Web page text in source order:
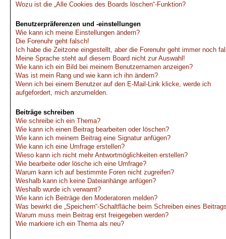
Wozu ist die „Alle Cookies des Boards löschen“-Funktion?
Benutzerpräferenzen und -einstellungen
Wie kann ich meine Einstellungen ändern?
Die Forenuhr geht falsch!
Ich habe die Zeitzone eingestellt, aber die Forenuhr geht immer noch
Meine Sprache steht auf diesem Board nicht zur Auswahl!
Wie kann ich ein Bild bei meinem Benutzernamen anzeigen?
Was ist mein Rang und wie kann ich ihn ändern?
Wenn ich bei einem Benutzer auf den E-Mail-Link klicke, werde ich
aufgefordert, mich anzumelden.
Beiträge schreiben
Wie schreibe ich ein Thema?
Wie kann ich einen Beitrag bearbeiten oder löschen?
Wie kann ich meinem Beitrag eine Signatur anfügen?
Wie kann ich eine Umfrage erstellen?
Wieso kann ich nicht mehr Antwortmöglichkeiten erstellen?
Wie bearbeite oder lösche ich eine Umfrage?
Warum kann ich auf bestimmte Foren nicht zugreifen?
Weshalb kann ich keine Dateianhänge anfügen?
Weshalb wurde ich verwarnt?
Wie kann ich Beiträge den Moderatoren melden?
Was bewirkt die „Speichern“-Schaltfläche beim Schreiben eines
Warum muss mein Beitrag erst freigegeben werden?
Wie markiere ich ein Thema als neu?